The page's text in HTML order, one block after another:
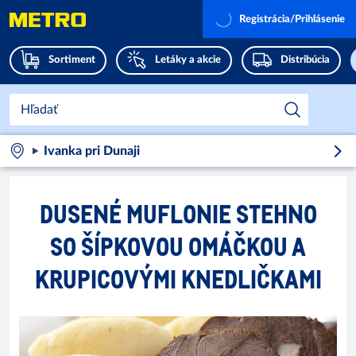
Sortiment Letáky a akcie Distribúcia
Registrácia/Prihlásenie
Ivanka pri Dunaji
DUSENÉ MUFLONIE STEHNO
SO ŠÍPKOVOU OMÁČKOU A
KRUPICOVÝMI KNEDLIČKAMI